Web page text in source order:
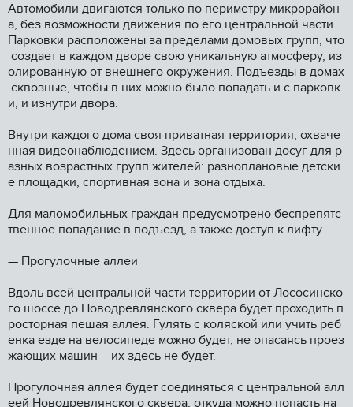
Автомобили двигаются только по периметру микрорайон
а, без возможности движения по его центральной части.
Парковки расположены за пределами домовых групп, что
создает в каждом дворе свою уникальную атмосферу, из
олированную от внешнего окружения. Подъезды в домах
сквозные, чтобы в них можно было попадать и с парковк
и, и изнутри двора.
Внутри каждого дома своя приватная территория, охваче
нная видеонаблюдением. Здесь организован досуг для р
азных возрастных групп жителей: разноплановые детски
е площадки, спортивная зона и зона отдыха.
Для маломобильных граждан предусмотрено беспрепятс
твенное попадание в подъезд, а также доступ к лифту.
— Прогулочные аллеи
Вдоль всей центральной части территории от Лососинско
го шоссе до Новодревлянского сквера будет проходить п
росторная пешая аллея. Гулять с коляской или учить реб
енка езде на велосипеде можно будет, не опасаясь проез
жающих машин – их здесь не будет.
Прогулочная аллея будет соединяться с центральной алл
еей Новодревлянского сквера, откуда можно попасть на